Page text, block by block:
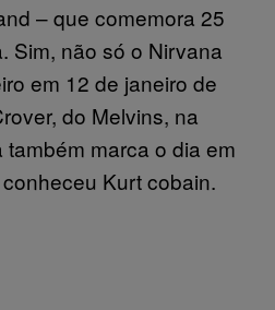
– que comemora 25
Sim, não só o Nirvana
em 12 de janeiro de
do Melvins, na
marca o dia em
Kurt cobain.